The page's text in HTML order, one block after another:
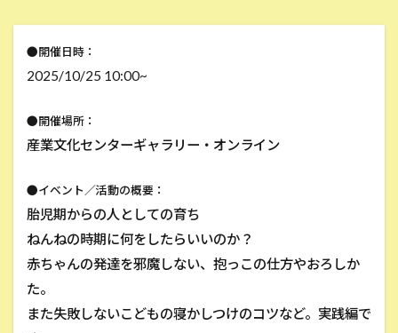
●開催日時：
2025/10/25 10:00~
●開催場所：
産業文化センターギャラリー・オンライン
●イベント／活動の概要：
胎児期からの人としての育ち
ねんねの時期に何をしたらいいのか？
赤ちゃんの発達を邪魔しない、抱っこの仕方やおろしか
た。
また失敗しないこどもの寝かしつけのコツなど。実践編で